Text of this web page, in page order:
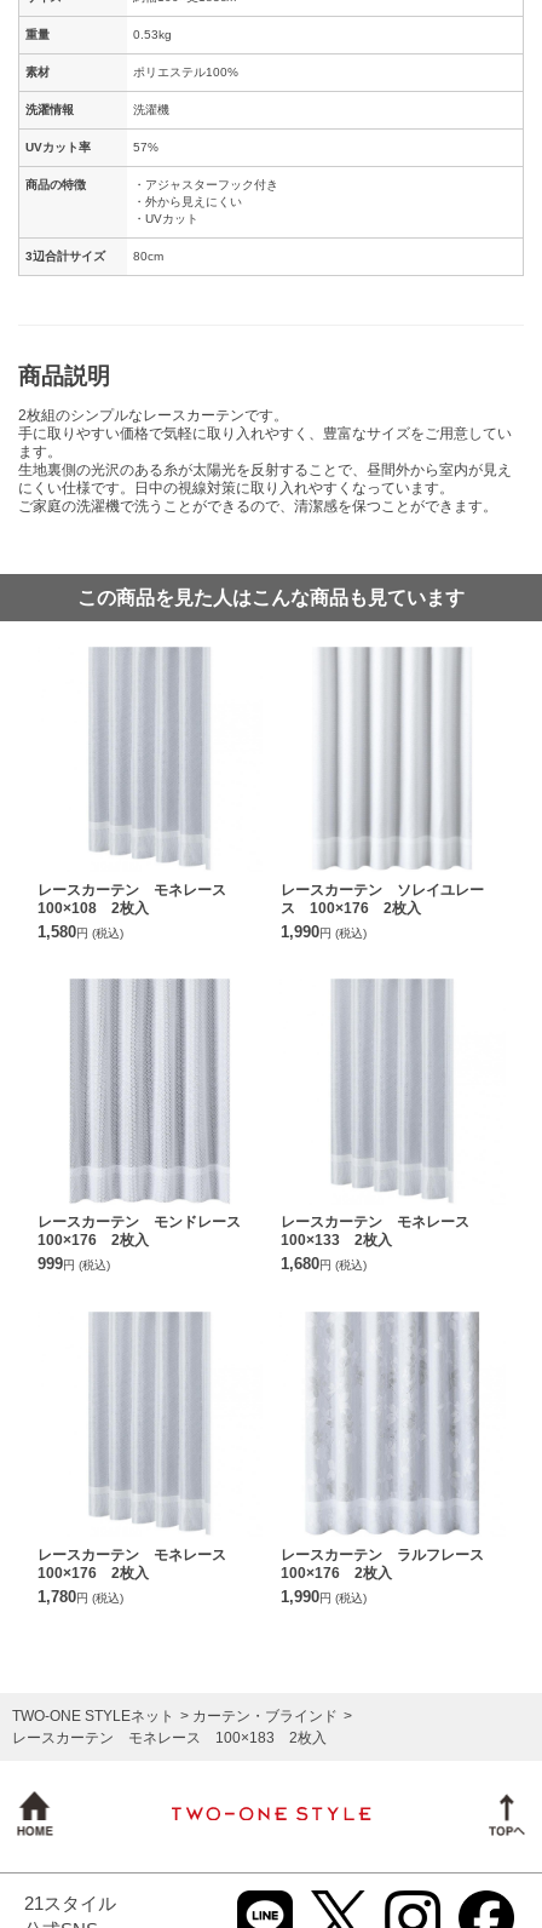
重量 0.53kg
素材 ポリエステル100%
洗濯情報 洗濯機
UVカット率 57%
商品の特徴
・アジャスターフック付き
・外から見えにくい
・UVカット
3辺合計サイズ 80cm
商品説明
2枚組のシンプルなレースカーテンです。
手に取りやすい価格で気軽に取り入れやすく、豊富なサイズをご用意してい
ます。
生地裏側の光沢のある糸が太陽光を反射することで、昼間外から室内が見え
にくい仕様です。日中の視線対策に取り入れやすくなっています。
ご家庭の洗濯機で洗うことができるので、清潔感を保つことができます。
この商品を見た人はこんな商品も見ています
レースカーテン モネレース
100×108 2枚入
1,580円 (税込)
レースカーテン ソレイユレー
ス 100×176 2枚入
1,990円 (税込)
レースカーテン モンドレース
100×176 2枚入
999円 (税込)
レースカーテン モネレース
100×133 2枚入
1,680円 (税込)
レースカーテン モネレース
100×176 2枚入
1,780円 (税込)
レースカーテン ラルフレース
100×176 2枚入
1,990円 (税込)
TWO-ONE STYLEネット
カーテン・ブラインド
レースカーテン モネレース 100×183 2枚入
21スタイル